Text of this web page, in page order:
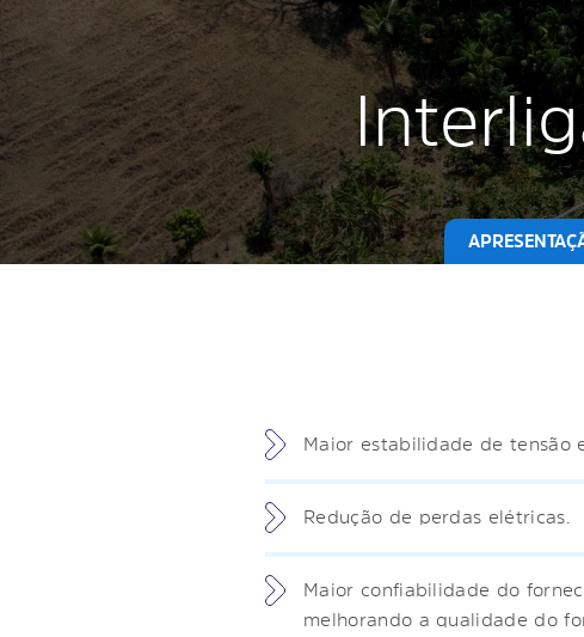
Maior estabilidade de tensão
Redução de perdas elétricas.
Maior confiabilidade do
melhorando a qualidade do